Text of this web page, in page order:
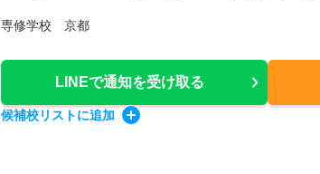
専修学校 京都
LINEで通知を受け取る
候補校リストに追加